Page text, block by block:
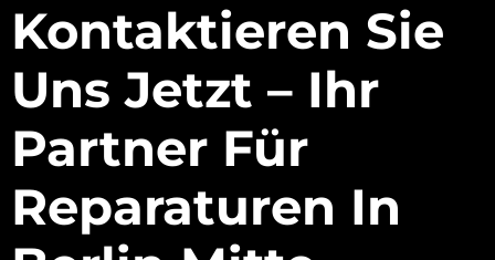
Kontaktieren Sie
Uns Jetzt – Ihr
Partner Für
Reparaturen In